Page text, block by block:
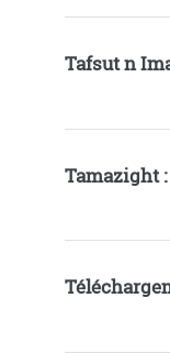
Tafsut n
Tamazight